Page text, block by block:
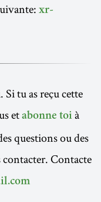
xr-
tu as reçu cette
et abonne toi à
questions ou des
contacter. Contacte